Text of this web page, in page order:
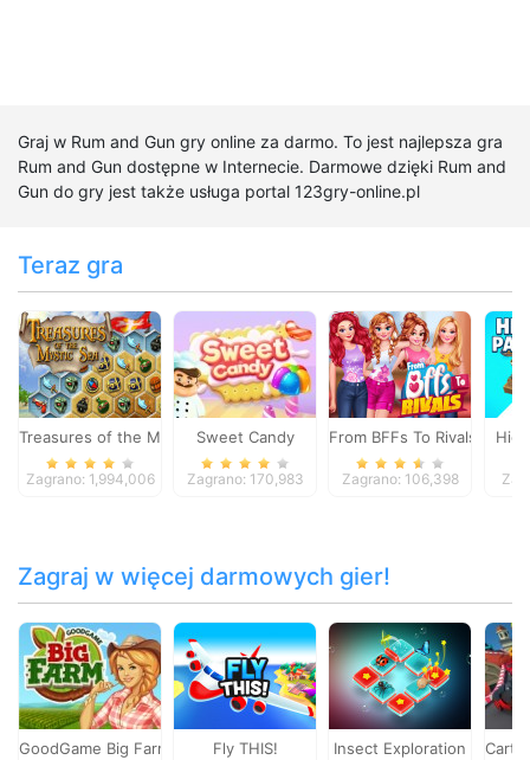
Graj w Rum and Gun gry online za darmo. To jest najlepsza gra
Rum and Gun dostępne w Internecie. Darmowe dzięki Rum and
Gun do gry jest także usługa portal 123gry-online.pl
Teraz gra
Treasures of the Mystic Sea
Zagrano: 1,994,006
Sweet Candy
Zagrano: 170,983
From BFFs To Rivals
Zagrano: 106,398
Zagraj w więcej darmowych gier!
GoodGame Big Farm Fly THIS! Insect Exploration